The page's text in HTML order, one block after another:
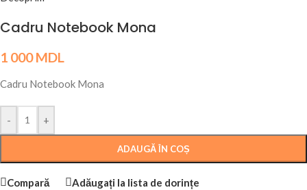
Cadru Notebook Mona
1 000MDL
Cadru Notebook Mona
- +
ADAUGĂ ÎN COȘ
Compară Adăugați la lista de dorințe